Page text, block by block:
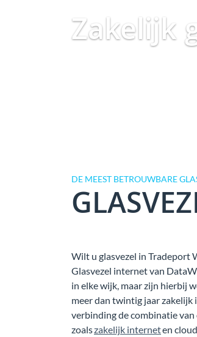
Zakelijk
DE MEEST BETROUWBARE
Wilt u glasvezel in Tradeport
Glasvezel internet van
in elke wijk, maar zijn hierbij
meer dan twintig jaar
verbinding de combinatie
zoalszakelijk interneten